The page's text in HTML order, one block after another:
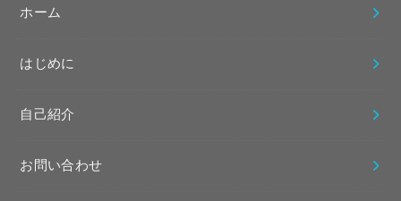
ホーム
はじめに
自己紹介
お問い合わせ